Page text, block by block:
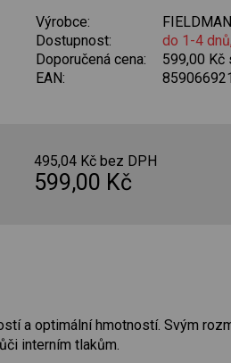
Výrobce:
Dostupnost:
do 1-4
Doporučená cena:
599,00 Kč
EAN:
495,04 Kč bez DPH
599,00 Kč
a optimální hmotností. Svým
interním tlakům.